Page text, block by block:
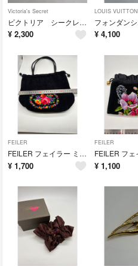
Victoria's Secret
ビクトリア シークレット キーホルダー バッグチャーム ① no.208
¥ 2,300
LOUIS VUITTON
¥ 4,100
FEILER
FEILER フェイラー ミニトートバッグ 花柄 巾着バッグ no.207
¥ 1,700
FEILER
¥ 1,100